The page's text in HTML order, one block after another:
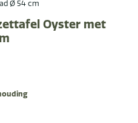
Ø 54 cm
Oyster met